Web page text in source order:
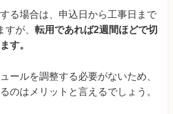
る場合は、申込日から工事日まで
が、 転用であれば2週間ほどで切
す。
ールを調整する必要がないため、
のはメリットと言えるでしょう。